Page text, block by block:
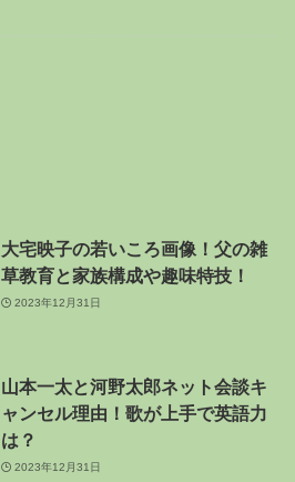
大宅映子の若いころ画像！父の雑
草教育と家族構成や趣味特技！
2023年12月31日
山本一太と河野太郎ネット会談キ
ャンセル理由！歌が上手で英語力
は？
2023年12月31日